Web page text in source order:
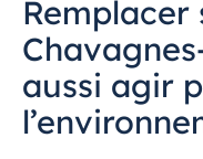
Remplacer
aussi agir